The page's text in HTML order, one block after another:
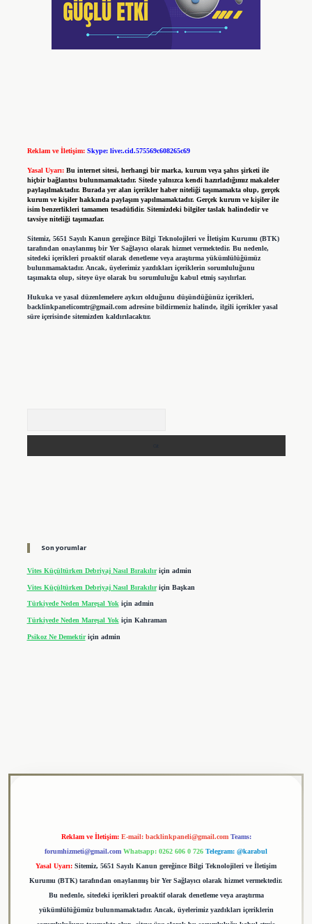
Reklam ve İletişim: Skype: live:.cid.575569c608265c69
Yasal Uyarı: Bu internet sitesi, herhangi bir marka, kurum veya şahıs şirketi ile
hiçbir bağlantısı bulunmamaktadır. Sitede yalnızca kendi hazırladığımız makaleler
paylaşılmaktadır. Burada yer alan içerikler haber niteliği taşımamakta olup, gerçek
kurum ve kişiler hakkında paylaşım yapılmamaktadır. Gerçek kurum ve kişiler ile
isim benzerlikleri tamamen tesadüfidir. Sitemizdeki bilgiler taslak halindedir ve
tavsiye niteliği taşımazlar.
Sitemiz, 5651 Sayılı Kanun gereğince Bilgi Teknolojileri ve İletişim Kurumu (BTK)
tarafından onaylanmış bir Yer Sağlayıcı olarak hizmet vermektedir. Bu nedenle,
sitedeki içerikleri proaktif olarak denetleme veya araştırma yükümlülüğümüz
bulunmamaktadır. Ancak, üyelerimiz yazdıkları içeriklerin sorumluluğunu
taşımakta olup, siteye üye olarak bu sorumluluğu kabul etmiş sayılırlar.
Hukuka ve yasal düzenlemelere aykırı olduğunu düşündüğünüz içerikleri,
backlinkpanelicomtr@gmail.comadresine bildirmeniz halinde, ilgili içerikler yasal
süre içerisinde sitemizden kaldırılacaktır.
Son yorumlar
Vites Küçültürken Debriyaj Nasıl Bırakılıriçin admin
Vites Küçültürken Debriyaj Nasıl Bırakılıriçin Başkan
Türkiyede Neden Mareşal Yokiçin admin
Türkiyede Neden Mareşal Yok için Kahraman
Psikoz Ne Demektiriçin admin
Reklam ve İletişim: E-mail: backlinkpaneli@gmail.com Teams:
forumhizmeti@gmail.com Whatsapp: 0262 606 0 726 Telegram: @karabul
Yasal Uyarı: Sitemiz, 5651 Sayılı Kanun gereğince Bilgi Teknolojileri ve İletişim
Kurumu (BTK) tarafından onaylanmış bir Yer Sağlayıcı olarak hizmet vermektedir.
Bu nedenle, sitedeki içerikleri proaktif olarak denetleme veya araştırma
yükümlülüğümüz bulunmamaktadır. Ancak, üyelerimiz yazdıkları içeriklerin